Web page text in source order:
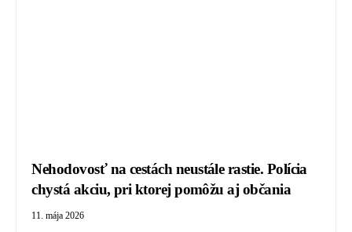
Nehodovosť na cestách neustále rastie. Polícia
chystá akciu, pri ktorej pomôžu aj občania
11. mája 2026